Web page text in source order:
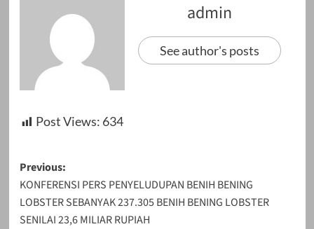
admin
See author's posts
Post Views: 634
Post
navigation
Previous:
KONFERENSI PERS PENYELUDUPAN BENIH BENING
LOBSTER SEBANYAK 237.305 BENIH BENING LOBSTER
SENILAI 23,6 MILIAR RUPIAH